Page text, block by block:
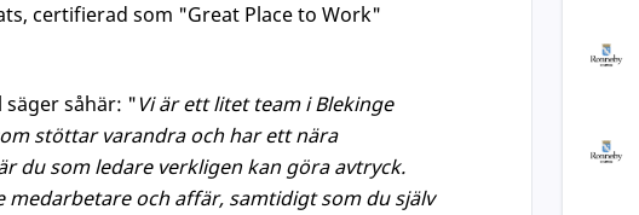
certifierad som "Great Place to Work"
såhär: "Vi är ett litet team i Blekinge
stöttar varandra och har ett nära
du som ledare verkligen kan göra avtryck.
och affär, samtidigt som du själv